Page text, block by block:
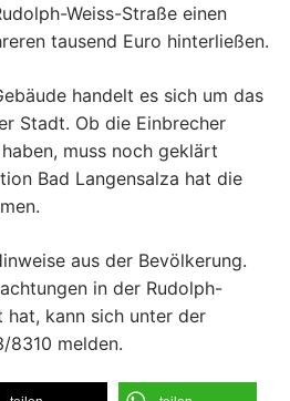
Weiss-Straße einen
tausend Euro hinterließen.
handelt es sich um das
Stadt. Ob die Einbrecher
muss noch geklärt
Bad Langensalza hat die
aus der Bevölkerung.
in der Rudolph-
hat, kann sich unter der
8310 melden.